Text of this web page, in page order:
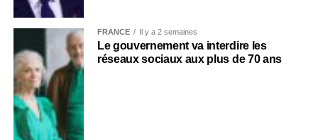
FRANCE Il y a 2 semaines
Le gouvernement va interdire les
réseaux sociaux aux plus de 70 ans